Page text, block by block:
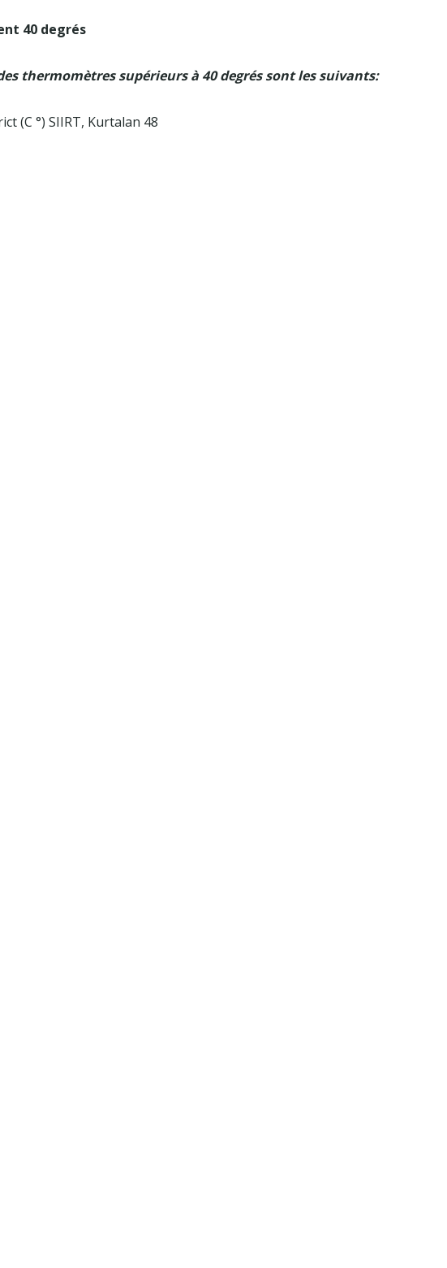
40 degrés
thermomètres supérieurs à 40 degrés sont les suivants:
(C °) SIIRT, Kurtalan 48